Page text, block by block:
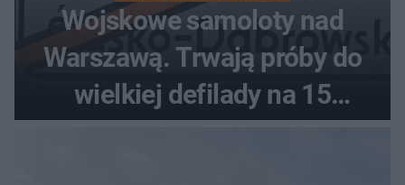
Wojskowe samoloty nad
Warszawą. Trwają próby do
wielkiej defilady na 15
sierpnia